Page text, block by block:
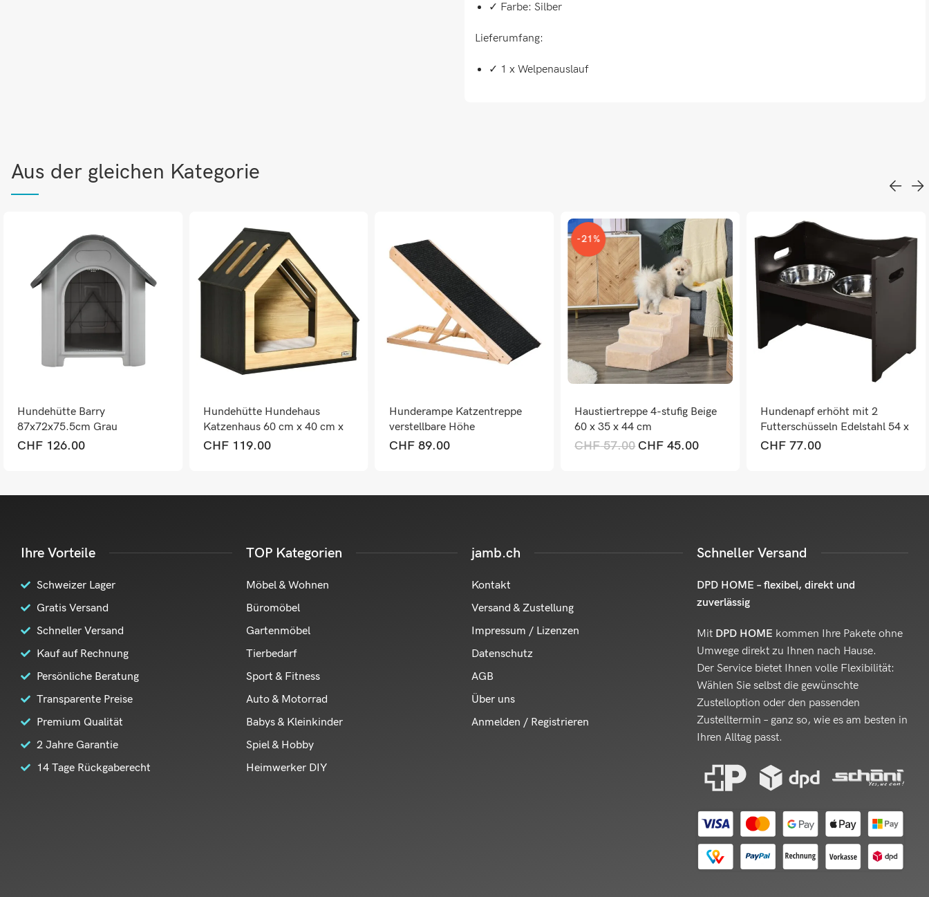
✓ Farbe: Silber
Lieferumfang:
✓ 1 x Welpenauslauf
Aus der gleichen Kategorie
Hundehütte Barry
87x72x75.5cm Grau
CHF126.00
Hundehütte Hundehaus
Katzenhaus 60 cm x 40 cm x
59,2 cm
CHF119.00
Hunderampe Katzentreppe
verstellbare Höhe
CHF89.00
-21%
Haustiertreppe 4-stufig Beige
60 x 35 x 44 cm
CHF57.00 CHF 45.00
Hundenapf erhöht mit 2
Futterschüsseln Edelstahl 54 x
31,5 x 47cm
CHF 77.00
Ihre Vorteile
Schweizer Lager
Gratis Versand
Schneller Versand
Kauf auf Rechnung
Persönliche Beratung
Transparente Preise
Premium Qualität
2 Jahre Garantie
14 Tage Rückgaberecht
TOP Kategorien
Möbel & Wohnen
Büromöbel
Gartenmöbel
Tierbedarf
Sport & Fitness
Auto & Motorrad
Babys & Kleinkinder
Spiel & Hobby
Heimwerker DIY
jamb.ch
Kontakt
Versand & Zustellung
Impressum / Lizenzen
Datenschutz
AGB
Über uns
Anmelden / Registrieren
Schneller Versand
DPD HOME – flexibel, direkt und
zuverlässig
Mit DPD HOME kommen Ihre Pakete ohne
Umwege direkt zu Ihnen nach Hause.
Der Service bietet Ihnen volle Flexibilität:
Wählen Sie selbst die gewünschte
Zustelloption oder den passenden
Zustelltermin – ganz so, wie es am besten in
Ihren Alltag passt.